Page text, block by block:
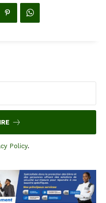
Policy.